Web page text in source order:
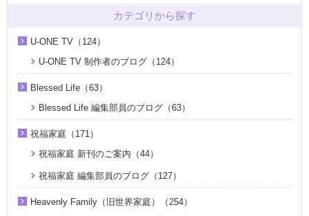
カテゴリから探す
U-ONE TV（124）
U-ONE TV 制作者のブログ（124）
Blessed Life（63）
Blessed Life 編集部員のブログ（63）
祝福家庭（171）
祝福家庭 新刊のご案内（44）
祝福家庭 編集部員のブログ（127）
Heavenly Family（旧世界家庭）（254）